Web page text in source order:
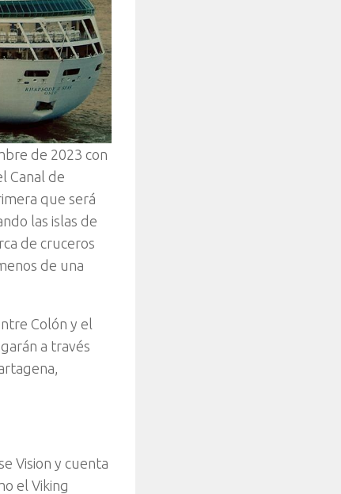
de 2023 con
Canal de
que será
las islas de
de cruceros
de una
Colón y el
a través
Vision y cuenta
el Viking